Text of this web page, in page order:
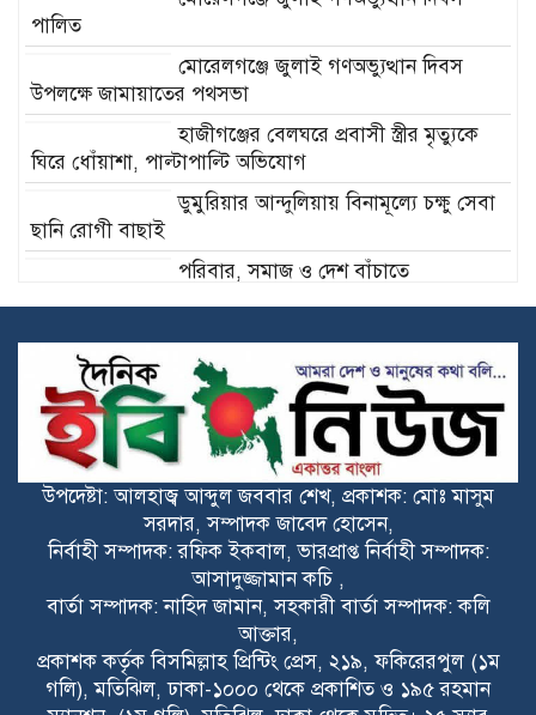
পালিত
মোরেলগঞ্জে জুলাই গণঅভ্যুত্থান দিবস
উপলক্ষে জামায়াতের পথসভা
হাজীগঞ্জের বেলঘরে প্রবাসী স্ত্রীর মৃত্যুকে
ঘিরে ধোঁয়াশা, পাল্টাপাল্টি অভিযোগ
ডুমুরিয়ার আন্দুলিয়ায় বিনামূল্যে চক্ষু সেবা
ছানি রোগী বাছাই
পরিবার, সমাজ ও দেশ বাঁচাতে
ডুমুরিয়ার তালতলা নদী মাত্র এক বছরেই
পুনরায় ভরাট: পুনঃখননের স্থায়িত্ব ও
কার্যকারিতা নিয়ে প্রশ্ন
রাজনীতি হোক মানুষের কল্যাণে, বিভেদের
নয়— রায়হান কবির মিল্টন
রংপুরে আত্মহত্যায় প্ররোচনার মামলায় নারী
আসামি গ্রেপ্তার ‎
উপদেষ্টা: আলহাজ্ব আব্দুল জববার শেখ, প্রকাশক: মোঃ মাসুম
সরদার, সম্পাদক জাবেদ হোসেন,
নির্বাহী সম্পাদক: রফিক ইকবাল, ভারপ্রাপ্ত নির্বাহী সম্পাদক:
আসাদুজ্জামান কচি ,
বার্তা সম্পাদক: নাহিদ জামান, সহকারী বার্তা সম্পাদক: কলি
আক্তার,
প্রকাশক কর্তৃক বিসমিল্লাহ প্রিন্টিং প্রেস, ২১৯, ফকিরেরপুল (১ম
গলি), মতিঝিল, ঢাকা-১০০০ থেকে প্রকাশিত ও ১৯৫ রহমান